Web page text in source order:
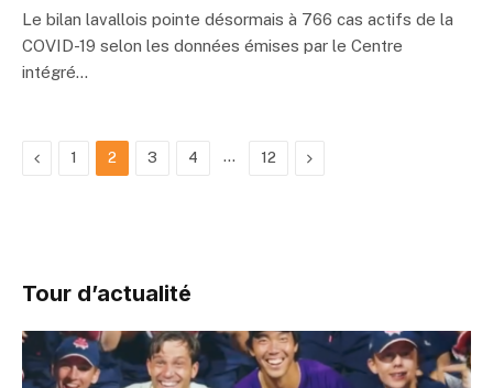
Le bilan lavallois pointe désormais à 766 cas actifs de la
COVID-19 selon les données émises par le Centre
intégré…
Previous
1 2 3 4 … 12 Next
Tour d’actualité